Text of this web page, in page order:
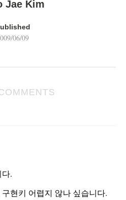
Jae Kim
06/09
.
현키 어렵지 않나 싶습니다.